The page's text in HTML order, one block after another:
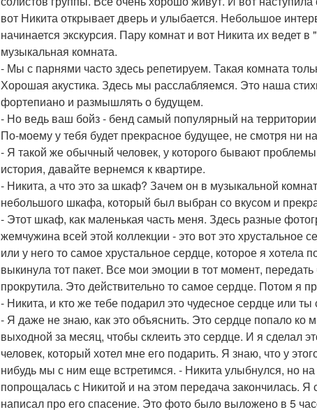
вот Никита открывает дверь и улыбается. Небольшое
начинается экскурсия. Пару комнат и вот Никита их
музыкальная комната.
- Мы с парнями часто здесь репетируем. Такая комната
Хорошая акустика. Здесь мы расслабляемся. Это наша
фортепиано и размышлять о будущем.
- Но ведь ваш бойз - бенд самый популярный на
По-моему у тебя будет прекрасное будущее, не смотря ни
- Я такой же обычный человек, у которого бывают
история, давайте вернемся к квартире.
- Никита, а что это за шкаф? Зачем он в музыкальной
небольшого шкафа, который был выбран со вкусом и
- Этот шкаф, как маленькая часть меня. Здесь разные
жемчужина всей этой коллекции - это вот это
или у него то самое хрустальное сердце, которое я хотела
выкинула тот пакет. Все мои эмоции в тот момент,
прокрутила. Это действительно то самое сердце. Потом я
- Никита, и кто же тебе подарил это чудесное сердце или ты
- Я даже не знаю, как это объяснить. Это сердце попало
выходной за месяц, чтобы склеить это сердце. И я сделал
человек, который хотел мне его подарить. Я знаю, что у
нибудь мы с ним еще встретимся. - Никита улыбнулся, но
попрощалась с Никитой и на этом передача закончилась.
написал про его спасение. Это фото было выложено в 5